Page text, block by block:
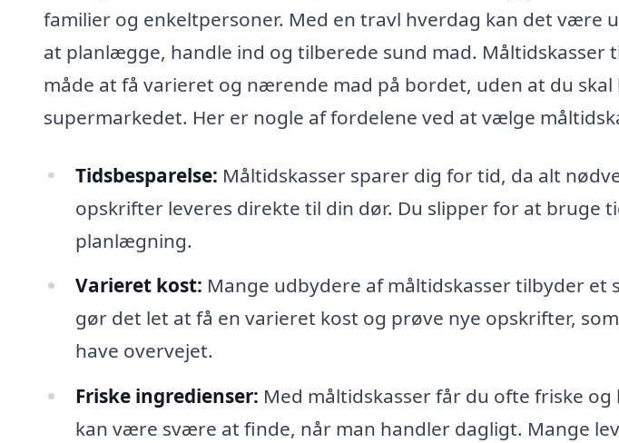
familier og enkeltpersoner. Med en travl hverdag kan det være
at planlægge, handle ind og tilberede sund mad. Måltidskasser
måde at få varieret og nærende mad på bordet, uden at du skal
supermarkedet. Her er nogle af fordelene ved at vælge
Tidsbesparelse: Måltidskasser sparer dig for tid, da alt
opskrifter leveres direkte til din dør. Du slipper for at bruge
planlægning.
Varieret kost: Mange udbydere af måltidskasser tilbyder et
gør det let at få en varieret kost og prøve nye opskrifter,
have overvejet.
Friske ingredienser: Med måltidskasser får du ofte friske
kan være svære at finde, når man handler dagligt. Mange